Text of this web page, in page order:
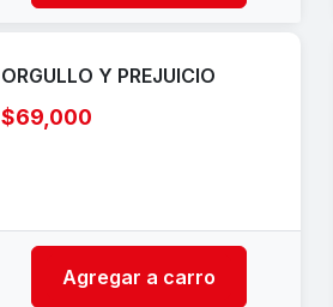
ORGULLO Y PREJUICIO
$69,000
Agregar a carro